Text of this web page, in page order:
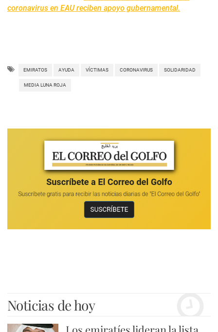
coronavirus en EAU reciben apoyo gubernamental.
EMIRATOS AYUDA VÍCTIMAS CORONAVIRUS SOLIDARIDAD
MEDIA LUNA ROJA
Noticias de hoy